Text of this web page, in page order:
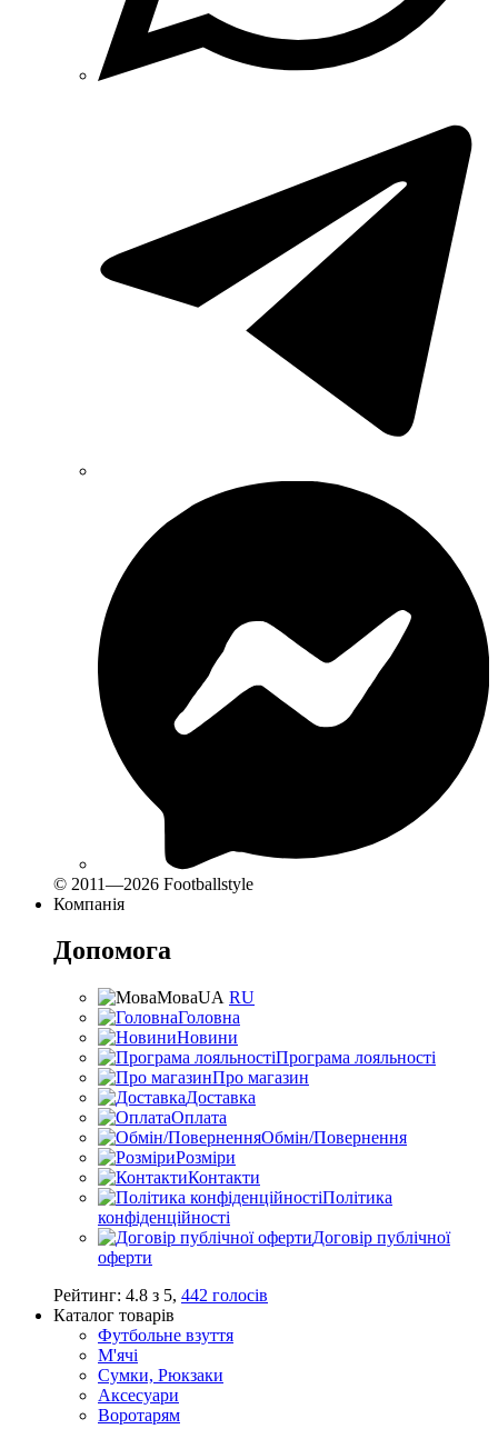
© 2011—2026 Footballstyle
Компанія
Допомога
МоваUA RU
Головна
Новини
Програма лояльності
Про магазин
Доставка
Оплата
Обмін/Повернення
Розміри
Контакти
Політика
конфіденційності
Договір публічної
оферти
Рейтинг: 4.8 з 5, 442 голосів
Каталог товарів
Футбольне взуття
М'ячі
Сумки, Рюкзаки
Аксесуари
Воротарям